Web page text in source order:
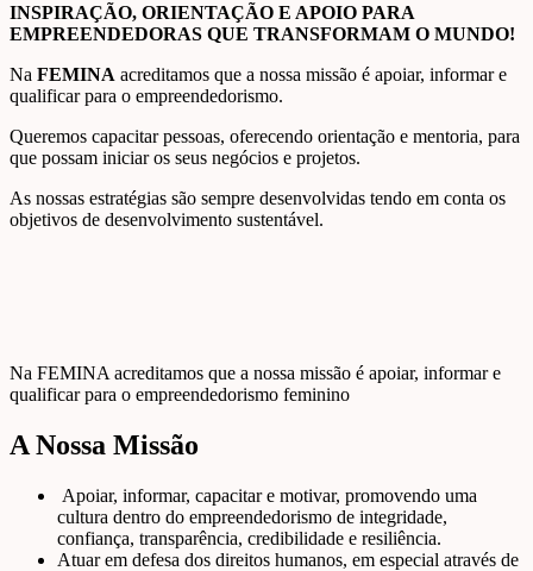
INSPIRAÇÃO, ORIENTAÇÃO E APOIO PARA
EMPREENDEDORAS QUE TRANSFORMAM O MUNDO!
Na FEMINA acreditamos que a nossa missão é apoiar, informar e
qualificar para o empreendedorismo.
Queremos capacitar pessoas, oferecendo orientação e mentoria, para
que possam iniciar os seus negócios e projetos.
As nossas estratégias são sempre desenvolvidas tendo em conta os
objetivos de desenvolvimento sustentável.
Na FEMINA acreditamos que a nossa missão é apoiar, informar e
qualificar para o empreendedorismo feminino
A Nossa Missão
Apoiar, informar, capacitar e motivar, promovendo uma
cultura dentro do empreendedorismo de integridade,
confiança, transparência, credibilidade e resiliência.
Atuar em defesa dos direitos humanos, em especial através de